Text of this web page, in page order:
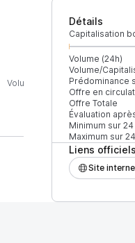
Détails
Capitalisation
Volume (24h)
Volume/
Prédominance
Offre en
Offre Totale
Évaluation
Minimum sur 24
Maximum sur
Liens officiels
Site
Volume (24h) % du
100